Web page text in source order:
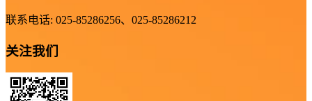
联系电话: 025-85286256、025-85286212
关注我们